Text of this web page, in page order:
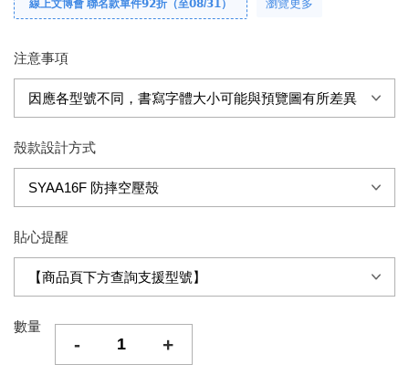
線上文博會 聯名款單件𝟵𝟮折（至𝟬𝟴/𝟯𝟭） 瀏覽更多
注意事項
殼款設計方式
貼心提醒
數量
- +